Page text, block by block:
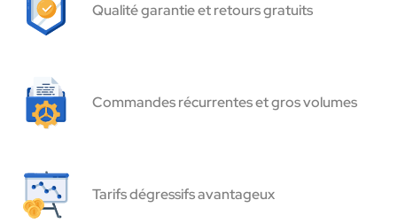
Qualité garantie et retours gratuits
Commandes récurrentes et gros volumes
Tarifs dégressifs avantageux